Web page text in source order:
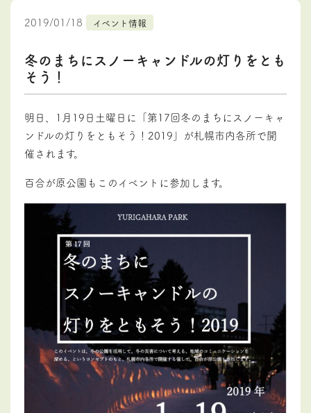
2019/01/18 イベント情報
冬のまちにスノーキャンドルの灯りをとも
そう！
明日、1月19日土曜日に「第17回冬のまちにスノーキャ
ンドルの灯りをともそう！2019」が札幌市内各所で開
催されます。
百合が原公園もこのイベントに参加します。